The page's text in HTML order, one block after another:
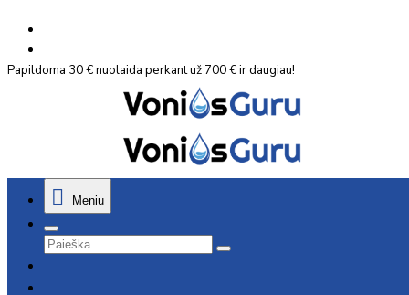
Papildoma 30 € nuolaida perkant už 700 € ir daugiau!
Meniu